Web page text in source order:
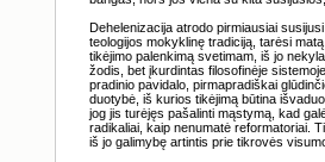
Dehelenizacija atrodo pirmiausiai
teologijos mokyklinę tradiciją, tarėsi
tikėjimo palenkimą svetimam, iš jo
žodis, bet įkurdintas filosofinėje
pradinio pavidalo, pirmapradiškai
duotybė, iš kurios tikėjimą būtina
jog jis turėjęs pašalinti mąstymą, kad
radikaliai, kaip nenumatė reformatoriai.
iš jo galimybę artintis prie tikrovės